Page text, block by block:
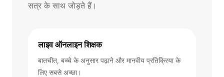
सत्र के साथ जोड़ते हैं।
लाइव ऑनलाइन शिक्षक
बातचीत, बच्चे के अनुसार पढ़ाने और मानवीय प्रतिक्रिया के
लिए सबसे अच्छा।